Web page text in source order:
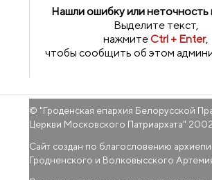
Нашли ошибку или неточность
Выделите текст,
нажмитеCtrl + Enter,
чтобы сообщить об этом
© "Гроденская епархия Белорусской
Церкви Московского Патриархата"
Сайт создан по благословению
Гродненского и Волковысского